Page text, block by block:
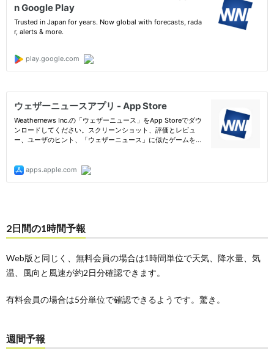
2日間の1時間予報
Web版と同じく、無料会員の場合は1時間単位で天気、降水量、気
温、風向と風速が約2日分確認できます。
有料会員の場合は5分単位で確認できるようです。驚き。
週間予報